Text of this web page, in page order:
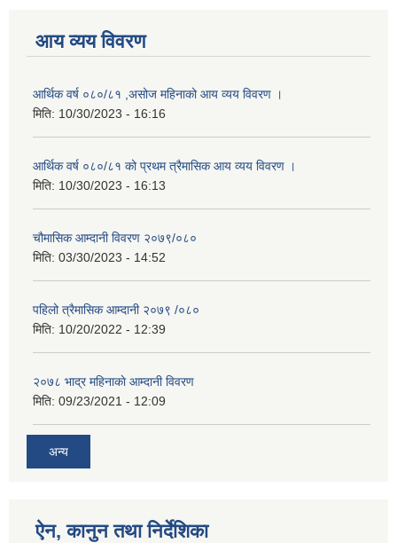
आय व्यय विवरण
आर्थिक वर्ष ०८०/८१ ,असोज महिनाको आय व्यय विवरण ।
मिति: 10/30/2023 - 16:16
आर्थिक वर्ष ०८०/८१ को प्रथम त्रैमासिक आय व्यय विवरण ।
मिति: 10/30/2023 - 16:13
चौमासिक आम्दानी विवरण २०७९/०८०
मिति: 03/30/2023 - 14:52
पहिलो त्रैमासिक आम्दानी २०७९ /०८०
मिति: 10/20/2022 - 12:39
२०७८ भाद्र महिनाकाे आम्दानी विवरण
मिति: 09/23/2021 - 12:09
अन्य
ऐन, कानुन तथा निर्देशिका